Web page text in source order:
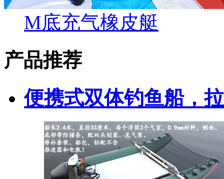
M底充气橡皮艇
产品推荐
便携式双体钓鱼船，